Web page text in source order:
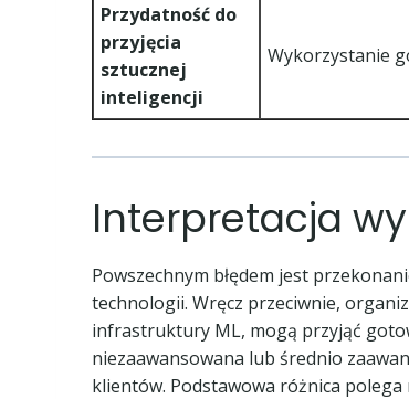
Przydatność do
przyjęcia
sztucznej
inteligencji
Wykorzystanie
Interpretacja
Powszechnym błędem jest
technologii. Wręcz przeciwnie,
infrastruktury ML, mogą przyjąć
niezaawansowana lub średnio
klientów. Podstawowa różnica